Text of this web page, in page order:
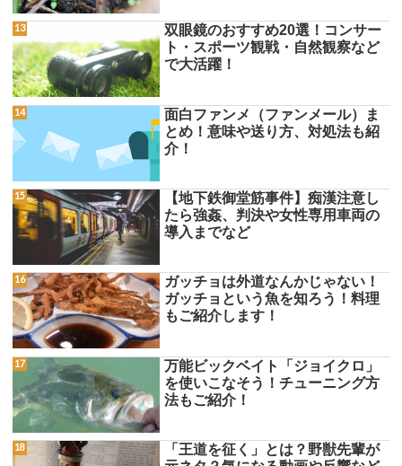
双眼鏡のおすすめ20選！コンサー
ト・スポーツ観戦・自然観察など
で大活躍！
面白ファンメ（ファンメール）ま
とめ！意味や送り方、対処法も紹
介！
【地下鉄御堂筋事件】痴漢注意し
たら強姦、判決や女性専用車両の
導入までなど
ガッチョは外道なんかじゃない！
ガッチョという魚を知ろう！料理
もご紹介します！
万能ビックベイト「ジョイクロ」
を使いこなそう！チューニング方
法もご紹介！
「王道を征く」とは？野獣先輩が